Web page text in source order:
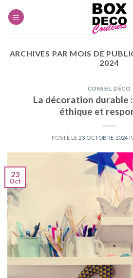
ARCHIVES PAR MOIS DE
2024
CONSEIL DÉCO
La décoration durable
éthique et
POSTÉ LE 23 OCTOBRE 2024
23
Oct